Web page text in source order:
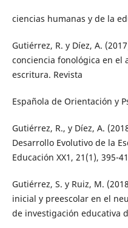
ciencias humanas y de la
Gutiérrez, R. y Díez, A.
conciencia fonológica en el
escritura. Revista
Española de Orientación y
Gutiérrez, R., y Díez, A.
Desarrollo Evolutivo de la
Educación XX1, 21(1), 395-
Gutiérrez, S. y Ruiz, M.
inicial y preescolar en el
de investigación educativa